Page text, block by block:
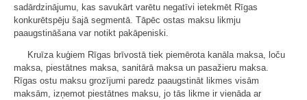
sadārdzinājumu, kas savukārt varētu negatīvi ietekmēt Rīgas
konkurētspēju šajā segmentā. Tāpēc ostas maksu likmju
paaugstināšana var notikt pakāpeniski.
Kruīza kuģiem Rīgas brīvostā tiek piemērota kanāla maksa, loču
maksa, piestātnes maksa, sanitārā maksa un pasažieru maksa.
Rīgas ostu maksu grozījumi paredz paaugstināt likmes visām
maksām, izņemot piestātnes maksu, jo tās likme ir vienāda ar